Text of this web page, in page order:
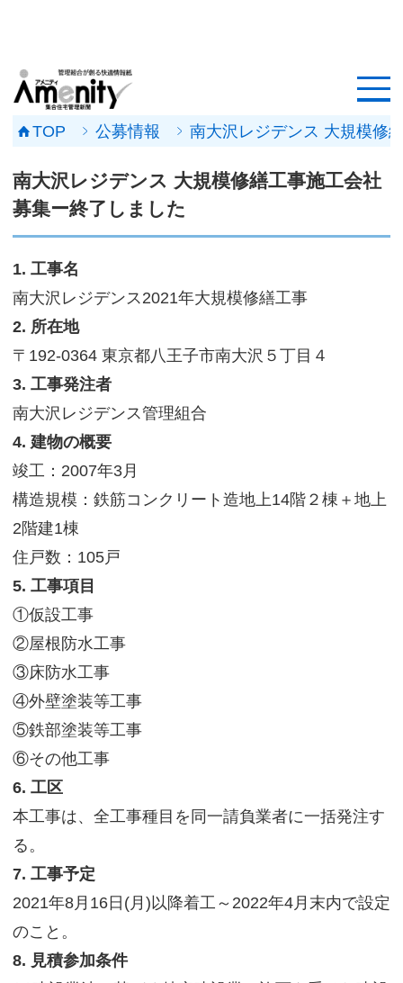
記事一覧
工事事例
マンションメンテの無料相談
サイトマップ
TOP 公募情報 南大沢レジデンス 大規模修
南大沢レジデンス 大規模修繕工事施工会社
募集ー終了しました
1. 工事名
南大沢レジデンス2021年大規模修繕工事
2. 所在地
〒192-0364 東京都八王子市南大沢５丁目４
3. 工事発注者
南大沢レジデンス管理組合
4. 建物の概要
竣工：2007年3月
構造規模：鉄筋コンクリート造地上14階２棟＋地上
2階建1棟
住戸数：105戸
5. 工事項目
①仮設工事
②屋根防水工事
③床防水工事
④外壁塗装等工事
⑤鉄部塗装等工事
⑥その他工事
6. 工区
本工事は、全工事種目を同一請負業者に一括発注す
る。
7. 工事予定
2021年8月16日(月)以降着工～2022年4月末内で設定
のこと。
8. 見積参加条件